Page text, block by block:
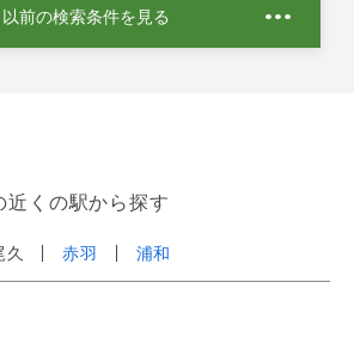
以前の検索条件を見る
近くの駅から探す
久 赤羽 浦和